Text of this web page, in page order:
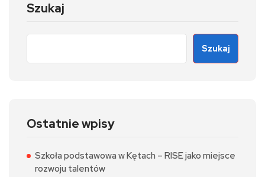
Szukaj
Szukaj
Ostatnie wpisy
Szkoła podstawowa w Kętach – RISE jako miejsce
rozwoju talentów